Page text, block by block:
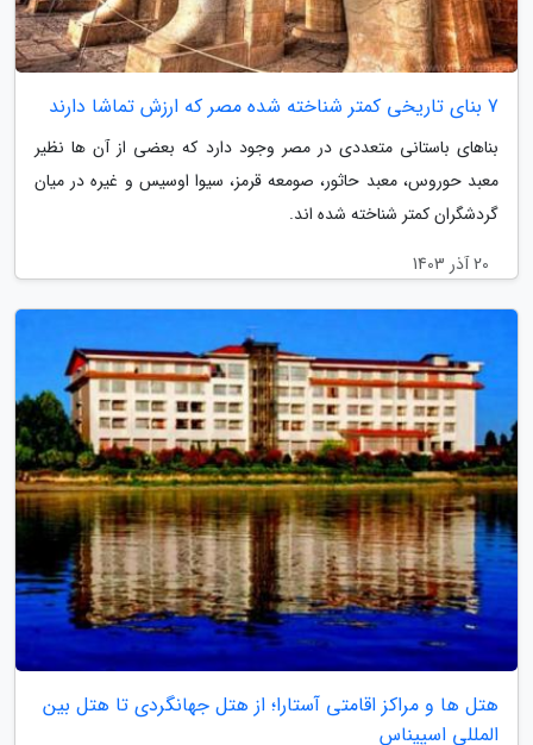
7 بنای تاریخی کمتر شناخته شده مصر که ارزش تماشا دارند
بناهای باستانی متعددی در مصر وجود دارد که بعضی از آن ها نظیر
معبد حوروس، معبد حاثور، صومعه قرمز، سیوا اوسیس و غیره در میان
گردشگران کمتر شناخته شده اند.
20 آذر 1403
هتل ها و مراکز اقامتی آستارا؛ از هتل جهانگردی تا هتل بین
المللی اسپیناس